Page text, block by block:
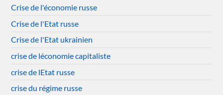
Crise de l'économie russe
Crise de l'Etat russe
Crise de l'Etat ukrainien
crise de léconomie capitaliste
crise de lEtat russe
crise du régime russe